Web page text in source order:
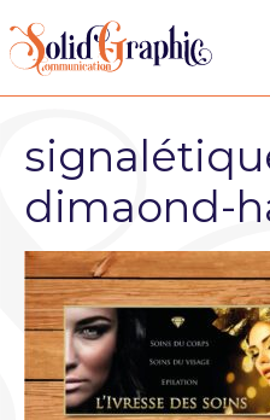
dimaond-